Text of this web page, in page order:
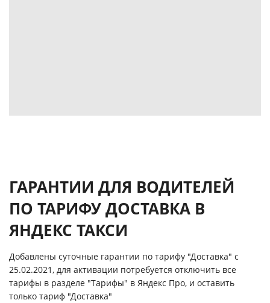
ГАРАНТИИ ДЛЯ ВОДИТЕЛЕЙ
ПО ТАРИФУ ДОСТАВКА В
ЯНДЕКС ТАКСИ
Добавлены суточные гарантии по тарифу "Доставка" с
25.02.2021, для активации потребуется отключить все
тарифы в разделе "Тарифы" в Яндекс Про, и оставить
только тариф "Доставка"